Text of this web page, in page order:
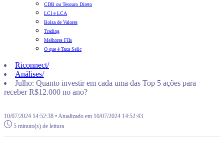
CDB ou Tesouro Direto
LCI e LCA
Bolsa de Valores
Trading
Melhores FIIs
O que é Taxa Selic
Riconnect/
Análises/
Julho: Quanto investir em cada uma das Top 5 ações para
receber R$12.000 no ano?
10/07/2024 14:52:38 • Atualizado em 10/07/2024 14:52:43
5 minuto(s) de leitura